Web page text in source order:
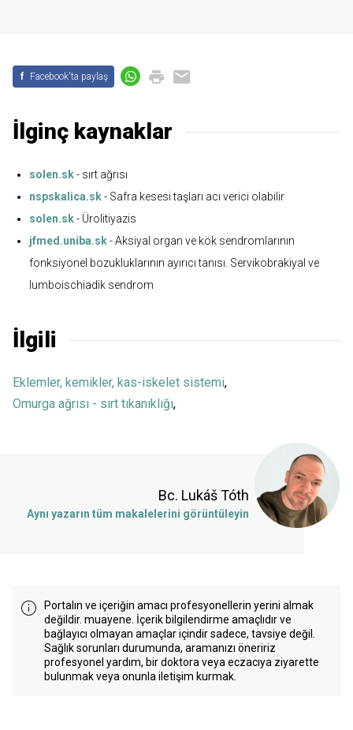
f Facebook'ta paylaş
İlginç kaynaklar
solen.sk- sırt ağrısı
nspskalica.sk- Safra kesesi taşları acı verici olabilir
solen.sk- Ürolitiyazis
jfmed.uniba.sk- Aksiyal organ ve kök sendromlarının
fonksiyonel bozukluklarının ayırıcı tanısı. Servikobrakiyal ve
lumboischiadik sendrom
İlgili
Eklemler, kemikler, kas-iskelet sistemi,
Omurga ağrısı - sırt tıkanıklığı,
Bc. Lukáš Tóth
Aynı yazarın tüm makalelerini görüntüleyin
Portalın ve içeriğin amacı profesyonellerin yerini almak
değildir. muayene. İçerik bilgilendirme amaçlıdır ve
bağlayıcı olmayan amaçlar içindir sadece, tavsiye değil.
Sağlık sorunları durumunda, aramanızı öneririz
profesyonel yardım, bir doktora veya eczacıya ziyarette
bulunmak veya onunla iletişim kurmak.